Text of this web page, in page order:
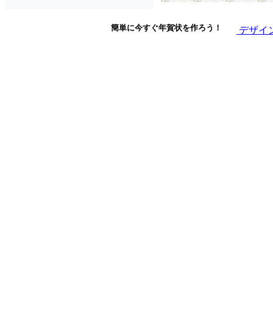
簡単に今すぐ年賀状を作ろう！ デザイ